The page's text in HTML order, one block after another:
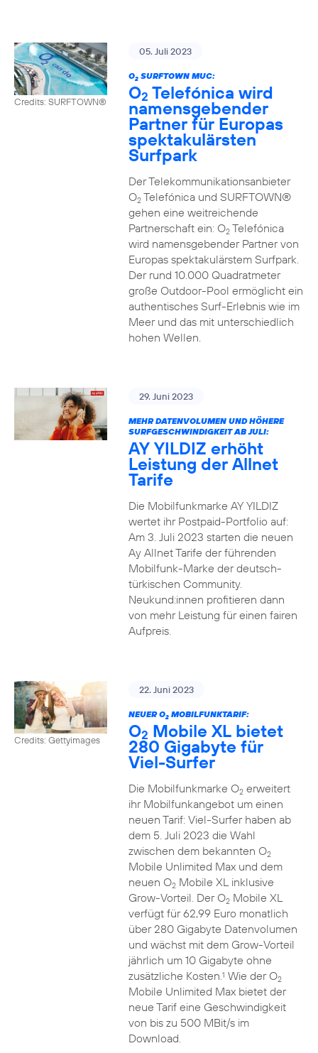
Credits: SURFTOWN®
05. Juli 2023
O2SURFTOWN MUC:
O2 Telefónica wird
namensgebender
Partner für Europas
spektakulärsten
Surfpark
Der Telekommunikationsanbieter
O2Telefónica und SURFTOWN®
gehen eine weitreichende
Partnerschaft ein: O2Telefónica
wird namensgebender Partner von
Europas spektakulärstem Surfpark.
Der rund 10.000 Quadratmeter
große Outdoor-Pool ermöglicht ein
authentisches Surf-Erlebnis wie im
Meer und das mit unterschiedlich
hohen Wellen.
29. Juni 2023
MEHR DATENVOLUMEN UND HÖHERE
SURFGESCHWINDIGKEIT AB JULI:
AY YILDIZ erhöht
Leistung der Allnet
Tarife
Die Mobilfunkmarke AY YILDIZ
wertet ihr Postpaid-Portfolio auf:
Am 3. Juli 2023 starten die neuen
Ay Allnet Tarife der führenden
Mobilfunk-Marke der deutsch-
türkischen Community.
Neukund:innen profitieren dann
von mehr Leistung für einen fairen
Aufpreis.
Credits: Gettyimages
22. Juni 2023
NEUER O2MOBILFUNKTARIF:
O2 Mobile XL bietet
280 Gigabyte für
Viel-Surfer
Die Mobilfunkmarke O2erweitert
ihr Mobilfunkangebot um einen
neuen Tarif: Viel-Surfer haben ab
dem 5. Juli 2023 die Wahl
zwischen dem bekannten O2
Mobile Unlimited Max und dem
neuen O2Mobile XL inklusive
Grow-Vorteil. Der O2Mobile XL
verfügt für 62,99 Euro monatlich
über 280 Gigabyte Datenvolumen
und wächst mit dem Grow-Vorteil
jährlich um 10 Gigabyte ohne
zusätzliche Kosten.1 Wie der O2
Mobile Unlimited Max bietet der
neue Tarif eine Geschwindigkeit
von bis zu 500 MBit/s im
Download.